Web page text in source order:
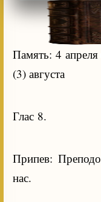
Память: 4
(3) августа
Глас 8.
Припев:
нас.